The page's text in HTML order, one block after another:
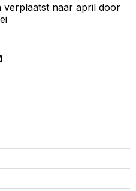
naar april door